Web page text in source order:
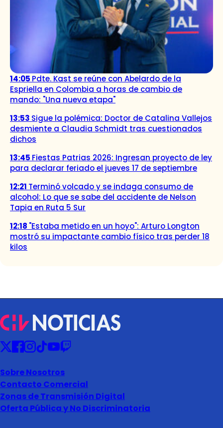
14:05 Pdte. Kast se reúne con Abelardo de la
Espriella en Colombia a horas de cambio de
mando: "Una nueva etapa"
13:53 Sigue la polémica: Doctor de Catalina Vallejos
desmiente a Claudia Schmidt tras cuestionados
dichos
13:45 Fiestas Patrias 2026: Ingresan proyecto de ley
para declarar feriado el jueves 17 de septiembre
12:21 Terminó volcado y se indaga consumo de
alcohol: Lo que se sabe del accidente de Nelson
Tapia en Ruta 5 Sur
12:18 "Estaba metido en un hoyo": Arturo Longton
mostró su impactante cambio físico tras perder 18
kilos
Sobre Nosotros
Contacto Comercial
Zonas de Transmisión Digital
Oferta Pública y No Discriminatoria